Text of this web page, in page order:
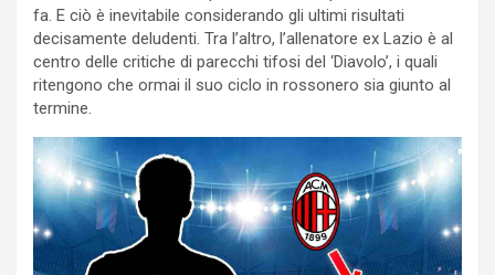
fa. E ciò è inevitabile considerando gli ultimi risultati
decisamente deludenti. Tra l’altro, l’allenatore ex Lazio è al
centro delle critiche di parecchi tifosi del ‘Diavolo’, i quali
ritengono che ormai il suo ciclo in rossonero sia giunto al
termine.